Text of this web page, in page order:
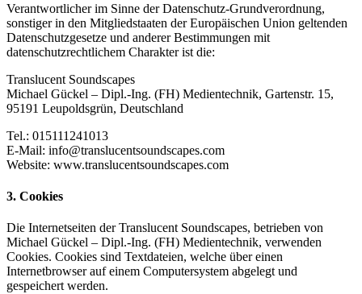
Verantwortlicher im Sinne der Datenschutz-Grundverordnung,
sonstiger in den Mitgliedstaaten der Europäischen Union geltenden
Datenschutzgesetze und anderer Bestimmungen mit
datenschutzrechtlichem Charakter ist die:
Translucent Soundscapes
Michael Gückel – Dipl.-Ing. (FH) Medientechnik, Gartenstr. 15,
95191 Leupoldsgrün, Deutschland
Tel.: 015111241013
E-Mail: info@translucentsoundscapes.com
Website: www.translucentsoundscapes.com
3. Cookies
Die Internetseiten der Translucent Soundscapes, betrieben von
Michael Gückel – Dipl.-Ing. (FH) Medientechnik, verwenden
Cookies. Cookies sind Textdateien, welche über einen
Internetbrowser auf einem Computersystem abgelegt und
gespeichert werden.